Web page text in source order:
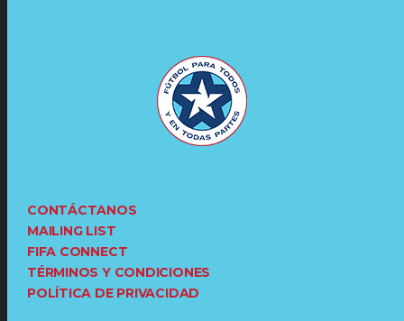
CONTÁCTANOS
MAILING LIST
FIFA CONNECT
TÉRMINOS Y CONDICIONES
POLÍTICA DE PRIVACIDAD